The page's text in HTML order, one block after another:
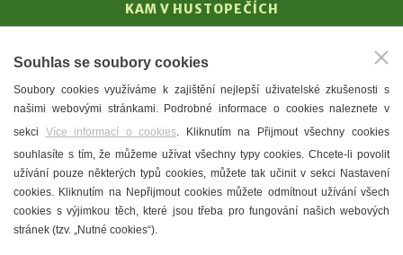
KAM V HUSTOPEČÍCH
T. G. Masaryk
Mandloně
Ubytování
Restaurace
Městské muzeum a galerie
Denní meníčka
Souhlas se soubory cookies
Soubory cookies využíváme k zajištění nejlepší uživatelské zkušenosti s
našimi webovými stránkami. Podrobné informace o cookies naleznete v
sekci Více informací o cookies. Kliknutím na Přijmout všechny cookies
souhlasíte s tím, že můžeme užívat všechny typy cookies. Chcete-li povolit
užívání pouze některých typů cookies, můžete tak učinit v sekci Nastavení
cookies. Kliknutím na Nepřijmout cookies můžete odmítnout užívání všech
cookies s výjimkou těch, které jsou třeba pro fungování našich webových
stránek (tzv. „Nutné cookies“).